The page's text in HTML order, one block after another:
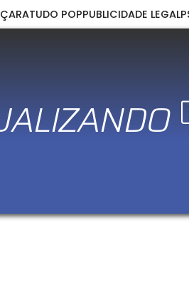
TUDO POPPUBLICIDADE LEGAL